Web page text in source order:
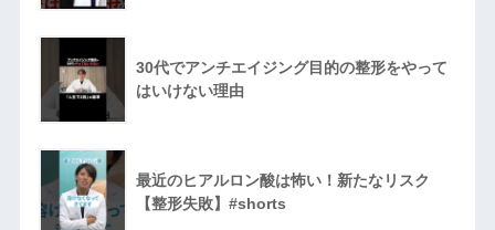
30代でアンチエイジング目的の整形をやって
はいけない理由
最近のヒアルロン酸は怖い！新たなリスク
【整形失敗】#shorts